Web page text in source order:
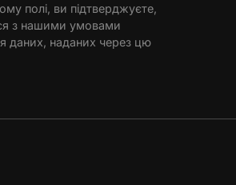
полі, ви підтверджуєте,
з нашими умовами
даних, наданих через цю